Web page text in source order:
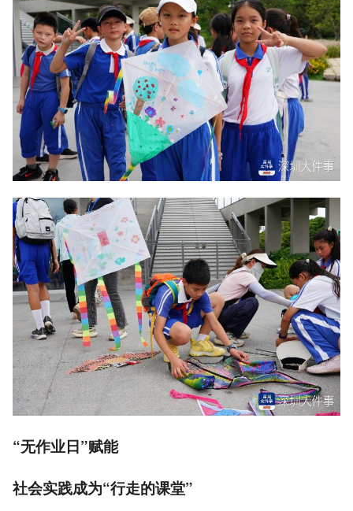
“无作业日”赋能
社会实践成为“行走的课堂”